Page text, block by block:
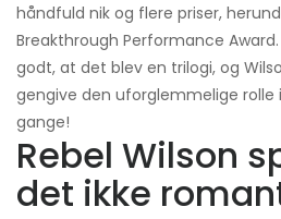
håndfuld nik og flere priser,
Breakthrough Performance
godt, at det blev en trilogi, og
gengive den uforglemmelige rolle
gange!
Rebel Wilson
det ikke